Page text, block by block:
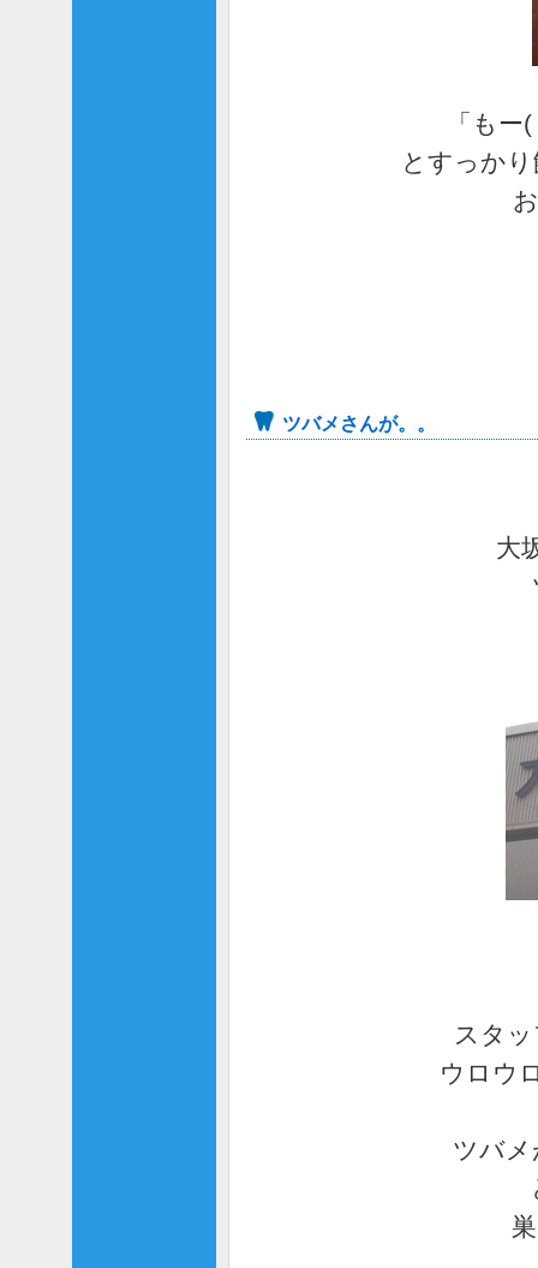
「も
とすっか
ツバメさんが。。
大
スタ
ウロウ
ツバ